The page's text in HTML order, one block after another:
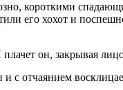
короткими
его хохот и
он, закрывая
с отчаянием